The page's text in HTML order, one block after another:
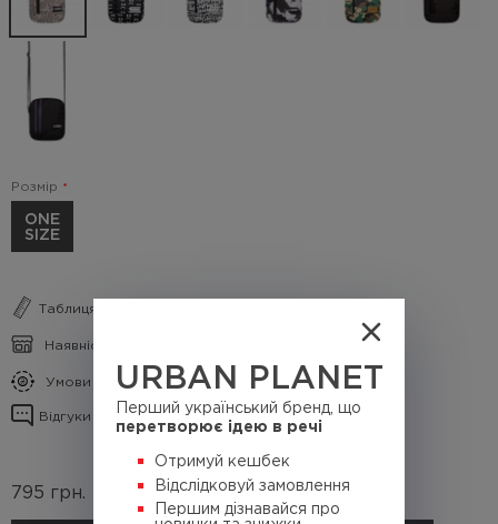
URBAN PLANET
Перший український бренд, що
перетворює ідею в речі
Отримуй кешбек
Відслідковуй замовлення
Першим дізнавайся про
Розмір
ONE
SIZE
Таблиця розмірів
Наявність в магазинах
Умови кешбеку
Відгуки про товар
795 грн. (Кешбек 79.5 грн.)